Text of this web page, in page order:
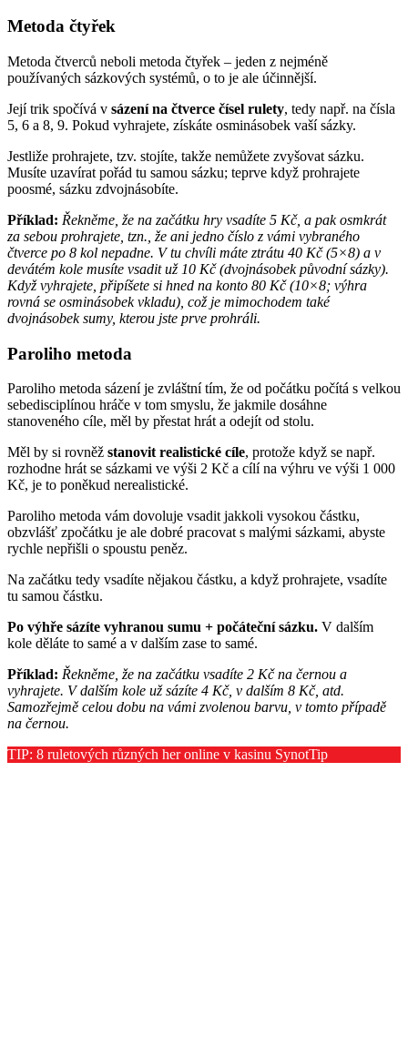
Metoda čtyřek
Metoda čtverců neboli metoda čtyřek – jeden z nejméně
používaných sázkových systémů, o to je ale účinnější.
Její trik spočívá v sázení na čtverce čísel rulety, tedy např. na čísla
5, 6 a 8, 9. Pokud vyhrajete, získáte osminásobek vaší sázky.
Jestliže prohrajete, tzv. stojíte, takže nemůžete zvyšovat sázku.
Musíte uzavírat pořád tu samou sázku; teprve když prohrajete
poosmé, sázku zdvojnásobíte.
Příklad: Řekněme, že na začátku hry vsadíte 5 Kč, a pak osmkrát
za sebou prohrajete, tzn., že ani jedno číslo z vámi vybraného
čtverce po 8 kol nepadne. V tu chvíli máte ztrátu 40 Kč (5×8) a v
devátém kole musíte vsadit už 10 Kč (dvojnásobek původní sázky).
Když vyhrajete, připíšete si hned na konto 80 Kč (10×8; výhra
rovná se osminásobek vkladu), což je mimochodem také
dvojnásobek sumy, kterou jste prve prohráli.
Paroliho metoda
Paroliho metoda sázení je zvláštní tím, že od počátku počítá s velkou
sebedisciplínou hráče v tom smyslu, že jakmile dosáhne
stanoveného cíle, měl by přestat hrát a odejít od stolu.
Měl by si rovněž stanovit realistické cíle, protože když se např.
rozhodne hrát se sázkami ve výši 2 Kč a cílí na výhru ve výši 1 000
Kč, je to poněkud nerealistické.
Paroliho metoda vám dovoluje vsadit jakkoli vysokou částku,
obzvlášť zpočátku je ale dobré pracovat s malými sázkami, abyste
rychle nepřišli o spoustu peněz.
Na začátku tedy vsadíte nějakou částku, a když prohrajete, vsadíte
tu samou částku.
Po výhře sázíte vyhranou sumu + počáteční sázku. V dalším
kole děláte to samé a v dalším zase to samé.
Příklad: Řekněme, že na začátku vsadíte 2 Kč na černou a
vyhrajete. V dalším kole už sázíte 4 Kč, v dalším 8 Kč, atd.
Samozřejmě celou dobu na vámi zvolenou barvu, v tomto případě
na černou.
TIP: 8 ruletových různých her online v kasinu SynotTip